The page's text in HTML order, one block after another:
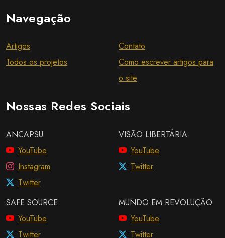
Navegação
Artigos
Contato
Todos os projetos
Como escrever artigos para
o site
Nossas Redes Sociais
ANCAPSU
YouTube
Instagram
Twitter
SAFE SOURCE
YouTube
Twitter
VISÃO LIBERTÁRIA
YouTube
Twitter
MUNDO EM REVOLUÇÃO
YouTube
Twitter